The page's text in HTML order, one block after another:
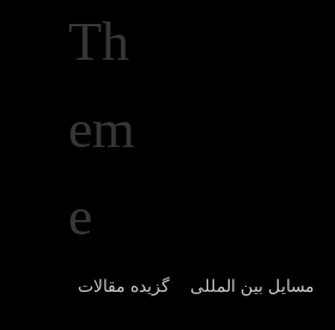
گزیده مقالات مسایل بین المللی